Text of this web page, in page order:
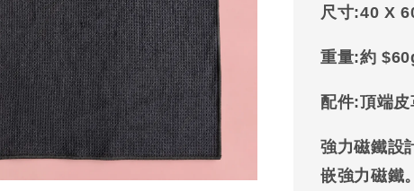
尺寸:40 X
重量:約
配件:頂端皮
強力磁鐵設
嵌強力磁鐵